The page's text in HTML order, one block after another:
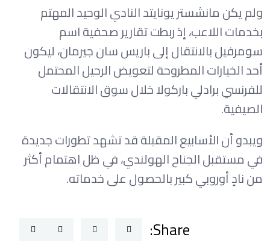
ولم يكن مانشستر يونايتد النادي الوحيد المهتم
بخدمات اللاعب، إذ ربطت تقارير صحفية اسم
سومرفيل بالانتقال إلى باريس سان جيرمان، ليكون
أحد الخيارات المطروحة لتعويض الرحيل المحتمل
للفرنسي برادلي باركولا خلال سوق الانتقالات
الصيفية.
ويبدو أن الأسابيع المقبلة قد تشهد تطورات جديدة
في مستقبل الجناح الهولندي، في ظل اهتمام أكثر
من نادٍ أوروبي كبير بالحصول على خدماته.
Share: